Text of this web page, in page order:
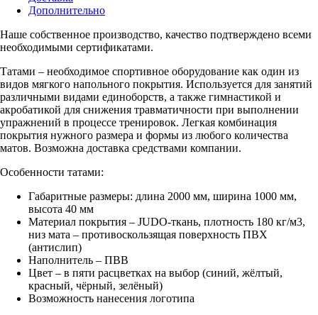
Дополнительно
Наше собственное производство, качество подтверждено всеми
необходимыми сертификатами.
Татами – необходимое спортивное оборудование как один из
видов мягкого напольного покрытия. Используется для занятий
различными видами единоборств, а также гимнастикой и
акробатикой для снижения травматичности при выполнении
упражнений в процессе тренировок. Легкая комбинация
покрытия нужного размера и формы из любого количества
матов. Возможна доставка средствами компании.
Особенности татами:
Габаритные размеры: длина 2000 мм, ширина 1000 мм,
высота 40 мм
Материал покрытия – JUDO-ткань, плотность 180 кг/м3,
низ мата – противоскользящая поверхность ПВХ
(антислип)
Наполнитель – ПВВ
Цвет – в пяти расцветках на выбор (синий, жёлтый,
красный, чёрный, зелёный)
Возможность нанесения логотипа